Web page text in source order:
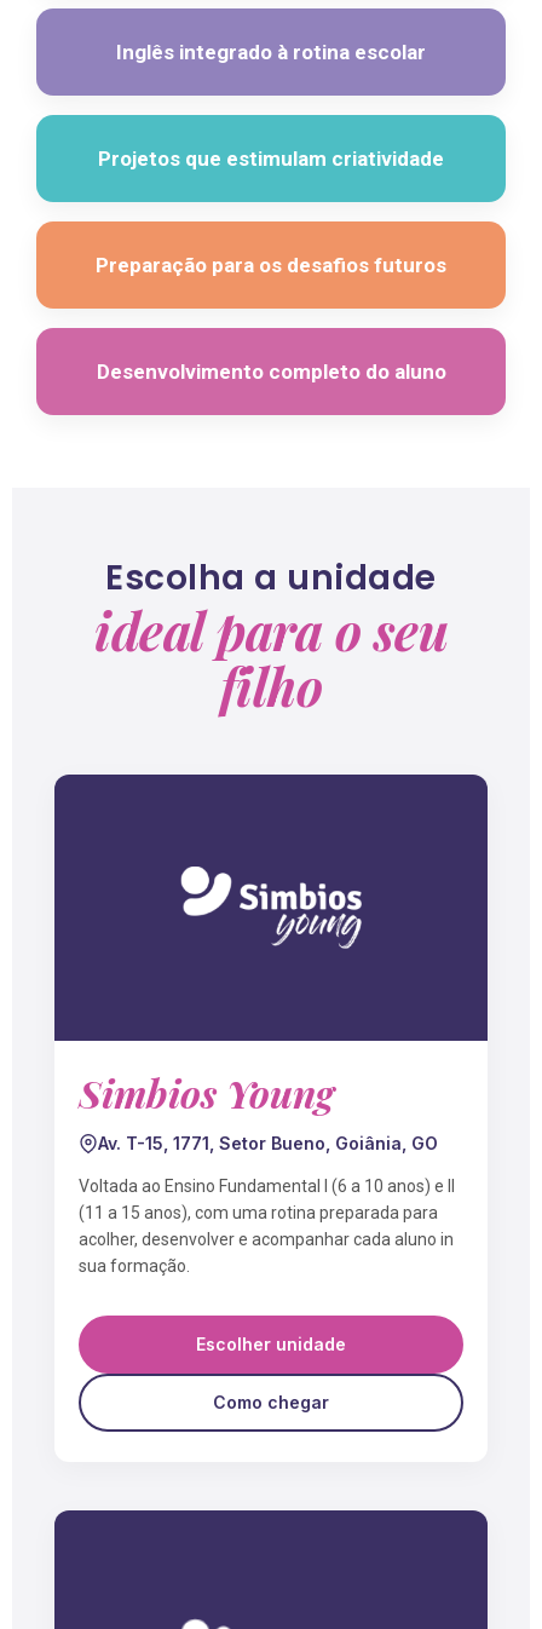
Inglês integrado à rotina escolar
Projetos que estimulam criatividade
Preparação para os desafios futuros
Desenvolvimento completo do aluno
Escolha a unidade
ideal para o seu
filho
Simbios Young
Av. T-15, 1771, Setor Bueno, Goiânia, GO
Voltada ao Ensino Fundamental I (6 a 10 anos) e II
(11 a 15 anos), com uma rotina preparada para
acolher, desenvolver e acompanhar cada aluno in
sua formação.
Escolher unidade
Como chegar